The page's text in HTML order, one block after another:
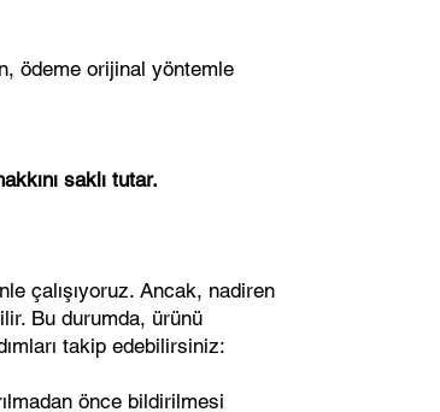
ödeme orijinal yöntemle
saklı tutar.
çalışıyoruz. Ancak, nadiren
Bu durumda, ürünü
takip edebilirsiniz:
önce bildirilmesi